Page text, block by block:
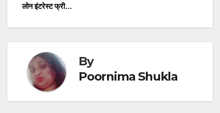
लोन इंटरेस्ट फ्री…
By
Poornima Shukla